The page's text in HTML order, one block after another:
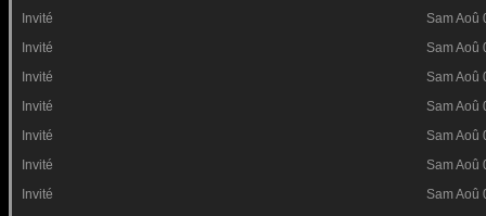
Invité
Sam Aoû
Invité
Sam Aoû
Invité
Sam Aoû
Invité
Sam Aoû
Invité
Sam Aoû
Invité
Sam Aoû
Invité
Sam Aoû